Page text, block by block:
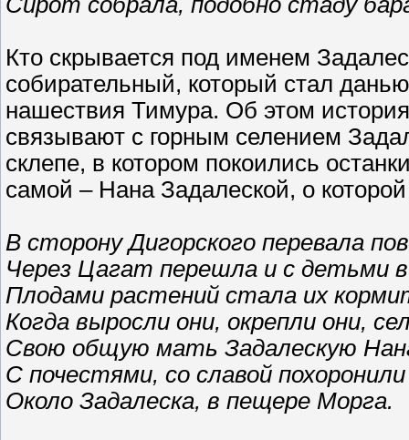
Кто скрывается под именем
собирательный, который стал
нашествия Тимура. Об этом
связывают с горным селением
склепе, в котором покоились
самой – Нана Задалеской, о
В сторону Дигорского перевала
Через Цагат перешла и с детьми в
Плодами растений стала их
Когда выросли они, окрепли они,
Свою общую мать Задалескую
С почестями, со славой похоронили
Около Задалеска, в пещере Морга.